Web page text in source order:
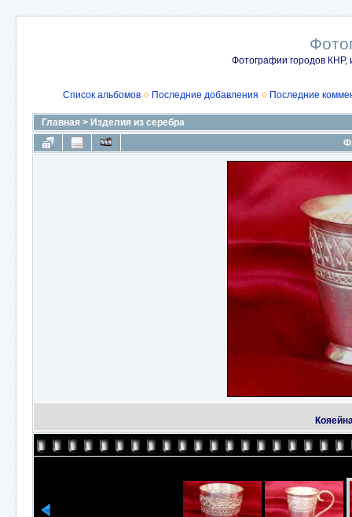
Фотографии городов КНР,
Список альбомов Последние добавления Последние
Главная > Изделия из серебра